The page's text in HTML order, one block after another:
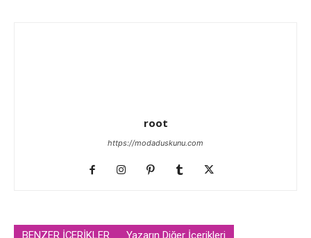
root
https://modaduskunu.com
BENZER İÇERİKLER Yazarın Diğer İçerikleri